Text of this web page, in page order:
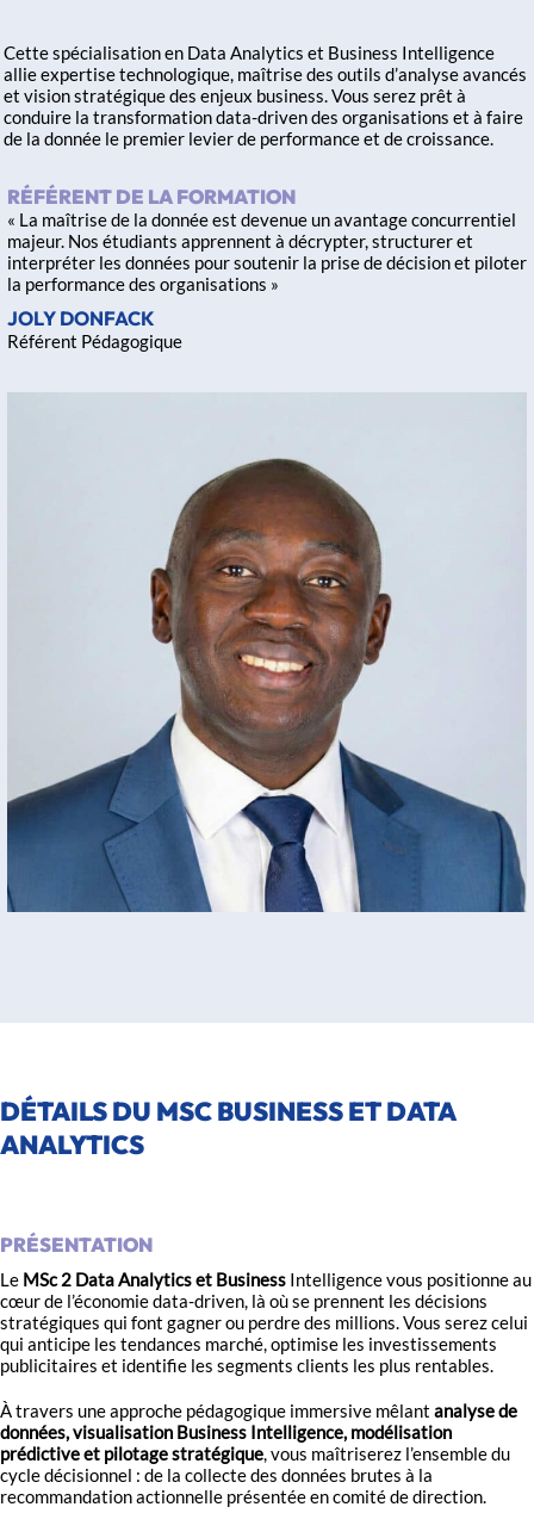
Cette spécialisation en Data Analytics et Business Intelligence
allie expertise technologique, maîtrise des outils d’analyse avancés
et vision stratégique des enjeux business. Vous serez prêt à
conduire la transformation data-driven des organisations et à faire
de la donnée le premier levier de performance et de croissance.
RÉFÉRENT DE LA FORMATION
« La maîtrise de la donnée est devenue un avantage concurrentiel
majeur. Nos étudiants apprennent à décrypter, structurer et
interpréter les données pour soutenir la prise de décision et piloter
la performance des organisations »
JOLY DONFACK
Référent Pédagogique
DÉTAILS DU MSC BUSINESS ET DATA
ANALYTICS
PRÉSENTATION
Le MSc 2 Data Analytics et Business Intelligence vous positionne au
cœur de l’économie data-driven, là où se prennent les décisions
stratégiques qui font gagner ou perdre des millions. Vous serez celui
qui anticipe les tendances marché, optimise les investissements
publicitaires et identifie les segments clients les plus rentables.
À travers une approche pédagogique immersive mêlant analyse de
données, visualisation Business Intelligence, modélisation
prédictive et pilotage stratégique, vous maîtriserez l’ensemble du
cycle décisionnel : de la collecte des données brutes à la
recommandation actionnelle présentée en comité de direction.